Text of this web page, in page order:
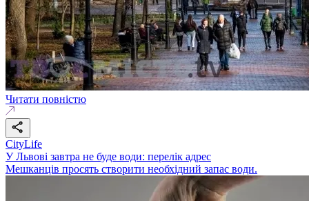
Читати повністю
CityLife
У Львові завтра не буде води: перелік адрес
Мешканців просять створити необхідний запас води.